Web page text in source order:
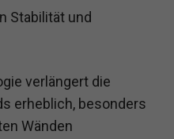
Stabilität und
verlängert die
erheblich, besonders
Wänden